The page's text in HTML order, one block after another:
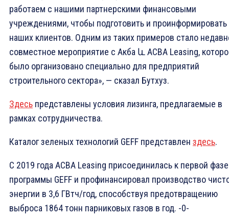
работаем с нашими партнерскими финансовыми
учреждениями, чтобы подготовить и проинформировать
наших клиентов. Одним из таких примеров стало
совместное мероприятие с Акба և ACBA Leasing,
было организовано специально для предприятий
строительного сектора», — сказал Бутхуз.
Здесь представлены условия лизинга, предлагаемые в
рамках сотрудничества.
Каталог зеленых технологий GEFF представлен здесь.
С 2019 года ACBA Leasing присоединилась к первой фазе
программы GEFF и профинансировал производство
энергии в 3,6 ГВтч/год, способствуя предотвращению
выброса 1864 тонн парниковых газов в год. -0-